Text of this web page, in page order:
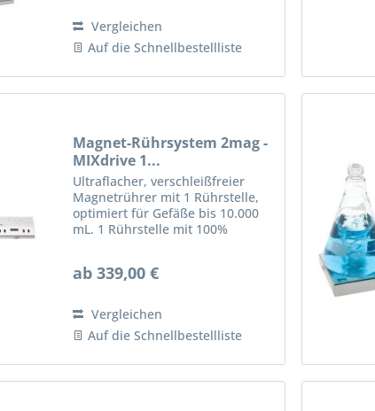
Distanzen, für dicke...
Vergleichen
Auf die Schnellbestellliste
Magnet-Rührsystem 2mag -
MIXdrive 1...
Ultraflacher, verschleißfreier
Magnetrührer mit 1 Rührstelle,
optimiert für Gefäße bis 10.000
mL. 1 Rührstelle mit 100%
kraftvolle Durchmischung von
ab 339,00 €
Vergleichen
Auf die Schnellbestellliste